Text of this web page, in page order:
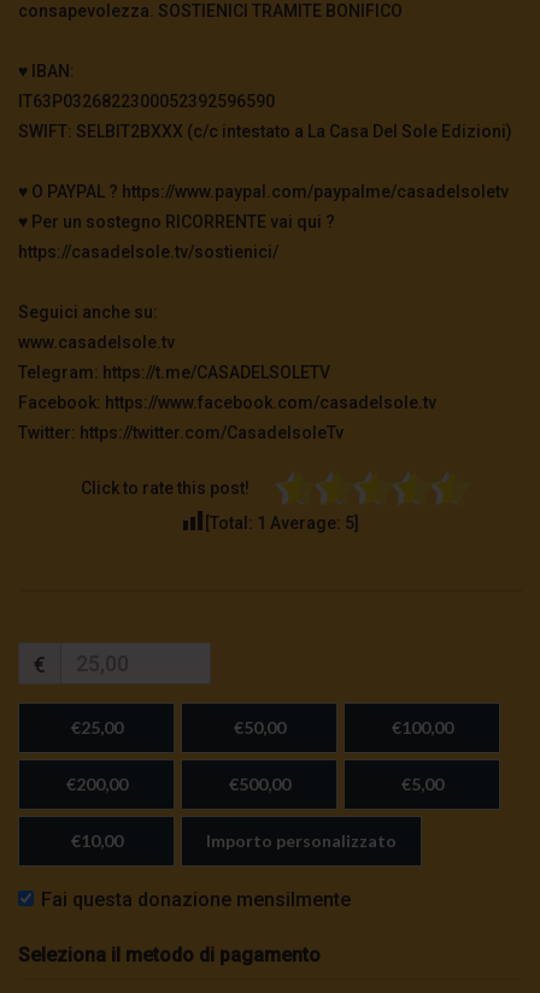
consapevolezza. SOSTIENICI TRAMITE BONIFICO
♥️ IBAN:
IT63P0326822300052392596590
SWIFT: SELBIT2BXXX (c/c intestato a La Casa Del Sole Edizioni)
♥️ O PAYPAL ? https://www.paypal.com/paypalme/casadelsoletv
♥️ Per un sostegno RICORRENTE vai qui ?
https://casadelsole.tv/sostienici/
Seguici anche su:
www.casadelsole.tv
Telegram: https://t.me/CASADELSOLETV
Facebook: https://www.facebook.com/casadelsole.tv
Twitter: https://twitter.com/CasadelsoleTv
Click to rate this post!
[Total: 1 Average: 5
€
€25,00 €50,00 €100,00
€200,00 €500,00 €5,00
€10,00 Importo personalizzato
Fai questa donazione mensilmente
Seleziona il metodo di pagamento